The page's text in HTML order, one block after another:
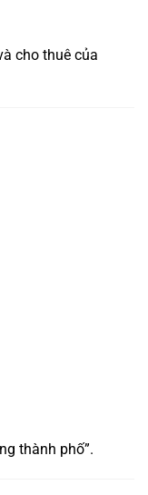
cho thuê của
thành phố”.